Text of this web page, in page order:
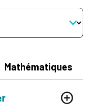
Mathématiques